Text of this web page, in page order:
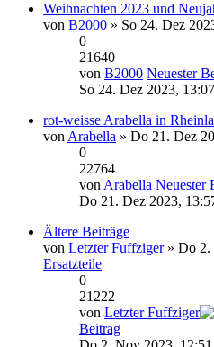
Weihnachten 2023 und
von B2000 » So 24. Dez
0
21640
von B2000 Neuester
So 24. Dez 2023, 13:07
rot-weisse Arabella in
von Arabella » Do 21. Dez
0
22764
von Arabella Neuester
Do 21. Dez 2023,
Ältere Beiträge
von Letzter Fuffziger» Do 2.
Ersatzteile
0
21222
von Letzter Fuffziger
Beitrag